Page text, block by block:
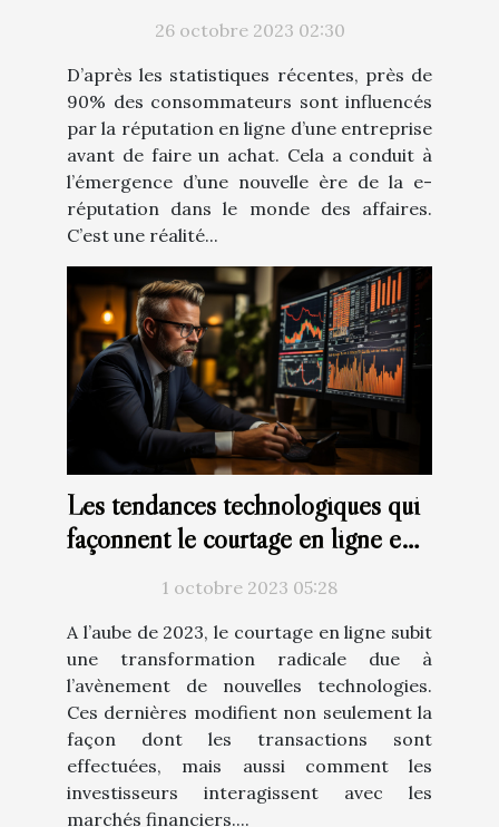
26 octobre 2023 02:30
D’après les statistiques récentes, près de
90% des consommateurs sont influencés
par la réputation en ligne d’une entreprise
avant de faire un achat. Cela a conduit à
l’émergence d’une nouvelle ère de la e-
réputation dans le monde des affaires.
C’est une réalité...
Les tendances technologiques qui
façonnent le courtage en ligne en
1 octobre 2023 05:28
A l’aube de 2023, le courtage en ligne subit
une transformation radicale due à
l’avènement de nouvelles technologies.
Ces dernières modifient non seulement la
façon dont les transactions sont
effectuées, mais aussi comment les
investisseurs interagissent avec les
marchés financiers....